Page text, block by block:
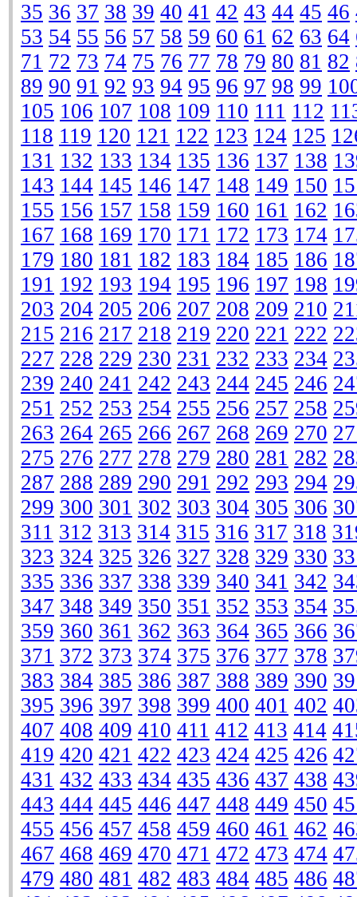
35 36 37 38 39 40 41 42 43 44 45 46
53 54 55 56 57 58 59 60 61 62 63 64
71 72 73 74 75 76 77 78 79 80 81 82
89 90 91 92 93 94 95 96 97 98 99
105 106 107 108 109 110 111 112
118 119 120 121 122 123 124 125
131 132 133 134 135 136 137 138
143 144 145 146 147 148 149 150
155 156 157 158 159 160 161 162
167 168 169 170 171 172 173 174
179 180 181 182 183 184 185 186
191 192 193 194 195 196 197 198
203 204 205 206 207 208 209 210
215 216 217 218 219 220 221 222
227 228 229 230 231 232 233 234
239 240 241 242 243 244 245 246
251 252 253 254 255 256 257 258
263 264 265 266 267 268 269 270
275 276 277 278 279 280 281 282
287 288 289 290 291 292 293 294
299 300 301 302 303 304 305 306
311 312 313 314 315 316 317 318
323 324 325 326 327 328 329 330
335 336 337 338 339 340 341 342
347 348 349 350 351 352 353 354
359 360 361 362 363 364 365 366
371 372 373 374 375 376 377 378
383 384 385 386 387 388 389 390
395 396 397 398 399 400 401 402
407 408 409 410 411 412 413 414
419 420 421 422 423 424 425 426
431 432 433 434 435 436 437 438
443 444 445 446 447 448 449 450
455 456 457 458 459 460 461 462
467 468 469 470 471 472 473 474
479 480 481 482 483 484 485 486